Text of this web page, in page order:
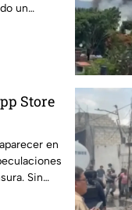
un
Store
en
Sin